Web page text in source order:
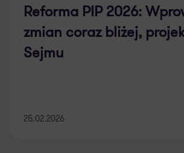
Reforma PIP 2026:
zmian coraz bliżej,
Sejmu
25.02.2026